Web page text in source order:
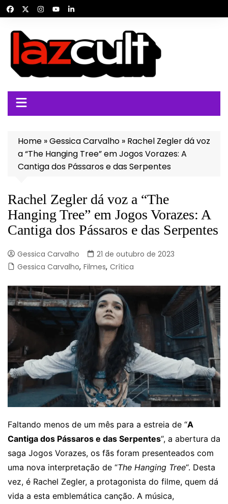
para
conteúdo
Home »Gessica Carvalho » Rachel Zegler dá voz
a “The Hanging Tree” em Jogos Vorazes: A
Cantiga dos Pássaros e das Serpentes
Rachel Zegler dá voz a “The
Hanging Tree” em Jogos Vorazes: A
Cantiga dos Pássaros e das Serpentes
Gessica Carvalho
21 de outubro de 2023
Gessica Carvalho, Filmes, Crítica
Faltando menos de um mês para a estreia de “A
Cantiga dos Pássaros e das Serpentes“, a abertura da
saga Jogos Vorazes, os fãs foram presenteados com
uma nova interpretação de “The Hanging Tree“. Desta
vez, é Rachel Zegler, a protagonista do filme, quem dá
vida a esta emblemática canção. A música,